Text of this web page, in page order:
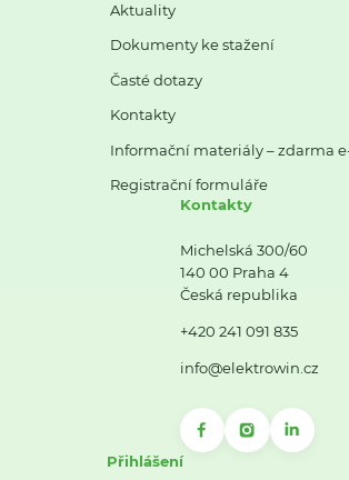
Aktuality
Dokumenty ke stažení
Časté dotazy
Kontakty
Informační materiály – zdarma
Registrační formuláře
Kontakty
Michelská 300/60
140 00 Praha 4
Česká republika
+420 241 091 835
info@elektrowin.cz
Přihlášení